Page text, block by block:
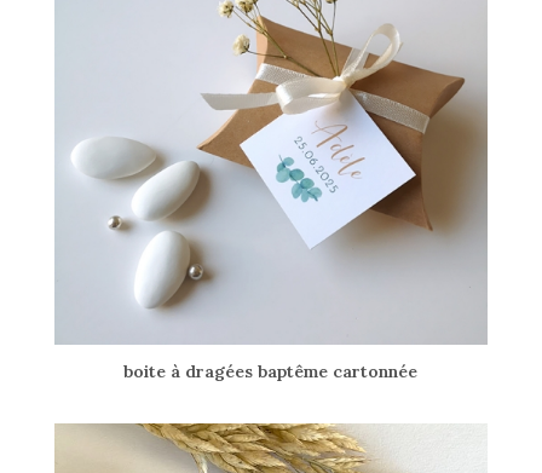
boite à dragées baptême cartonnée